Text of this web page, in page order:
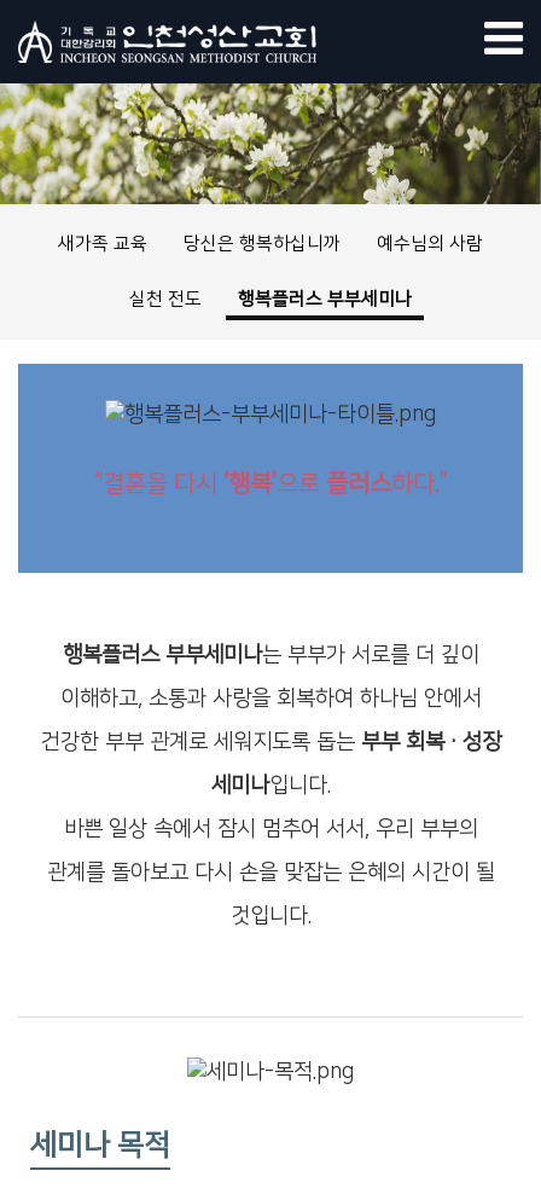
새가족 교육 당신은 행복하십니까 예수님의 사람
실천 전도 행복플러스 부부세미나
“결혼을 다시 ‘행복’으로 플러스하다.”
행복플러스 부부세미나는 부부가 서로를 더 깊이
이해하고, 소통과 사랑을 회복하여 하나님 안에서
건강한 부부 관계로 세워지도록 돕는 부부 회복·성장
세미나입니다.
바쁜 일상 속에서 잠시 멈추어 서서, 우리 부부의
관계를 돌아보고다시 손을 맞잡는 은혜의 시간이 될
것입니다.
세미나 목적